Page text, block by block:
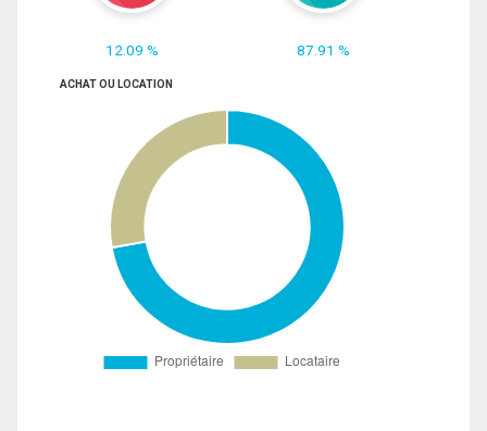
12.09 % 87.91 %
ACHAT OU LOCATION